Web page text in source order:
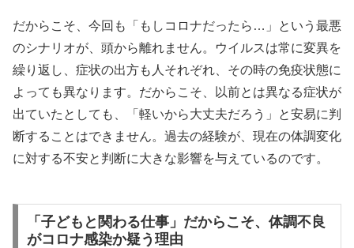
だからこそ、今回も「もしコロナだったら…」という最悪
のシナリオが、頭から離れません。ウイルスは常に変異を
繰り返し、症状の出方も人それぞれ、その時の免疫状態に
よっても異なります。だからこそ、以前とは異なる症状が
出ていたとしても、「軽いから大丈夫だろう」と安易に判
断することはできません。過去の経験が、現在の体調変化
に対する不安と判断に大きな影響を与えているのです。
「子どもと関わる仕事」だからこそ、体調不良
がコロナ感染か疑う理由